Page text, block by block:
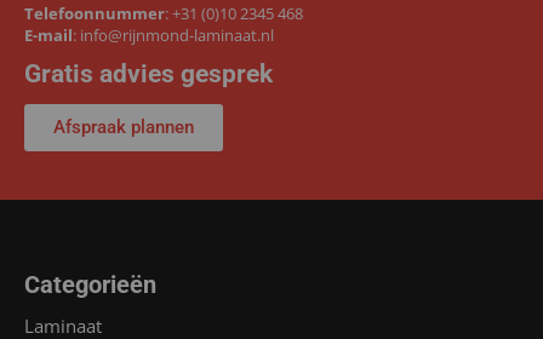
Telefoonnummer:+31 (0)10 2345 468
E-mail: info@rijnmond-laminaat.nl
Gratis advies gesprek
Afspraak plannen
Categorieën
Laminaat